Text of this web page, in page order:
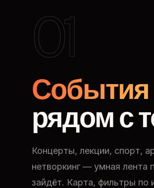
01
События
рядом с
Концерты, лекции, спорт,
нетворкинг — умная лента
зайдёт. Карта, фильтры по